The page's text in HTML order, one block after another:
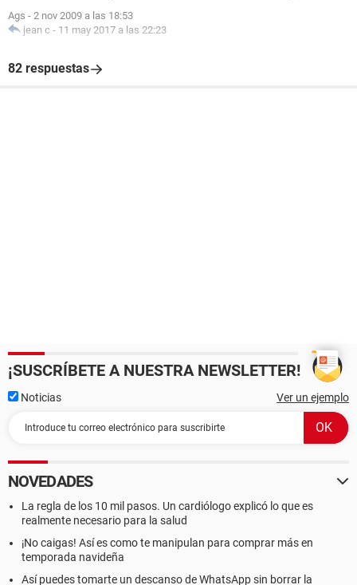
Ags - 2 nov 2009 a las 18:53
jean c - 11 may 2017 a las 22:23
82 respuestas
¡SUSCRÍBETE A NUESTRA NEWSLETTER!
Noticias Ver un ejemplo
NOVEDADES
La regla de los 10 mil pasos. Un cardiólogo explicó lo que es
realmente necesario para la salud
¡No caigas! Así es como te manipulan para comprar más en
temporada navideña
Así puedes tomarte un descanso de WhatsApp sin borrar la